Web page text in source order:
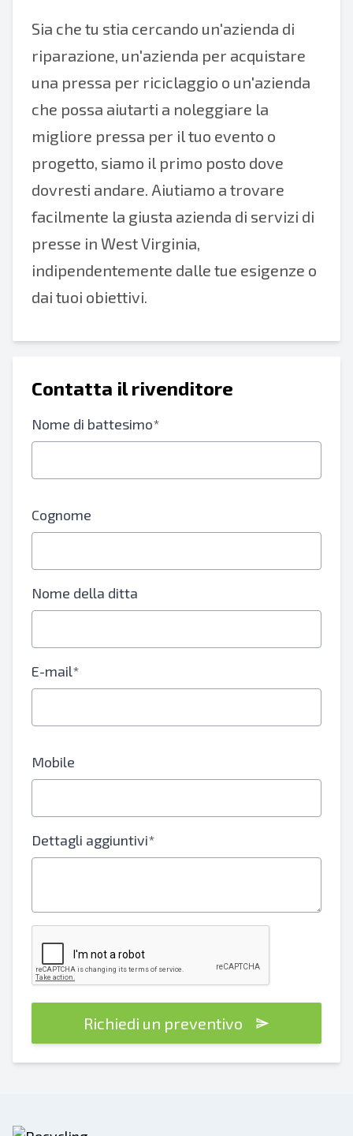
Sia che tu stia cercando un'azienda di
riparazione, un'azienda per acquistare
una pressa per riciclaggio o un'azienda
che possa aiutarti a noleggiare la
migliore pressa per il tuo evento o
progetto, siamo il primo posto dove
dovresti andare. Aiutiamo a trovare
facilmente la giusta azienda di servizi di
presse in West Virginia,
indipendentemente dalle tue esigenze o
dai tuoi obiettivi.
Contatta il rivenditore
Nome di battesimo*
Cognome
Nome della ditta
E-mail*
Mobile
Dettagli aggiuntivi*
Richiedi un preventivo